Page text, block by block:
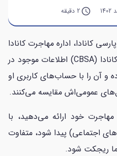
query_builder2 دقیقه
کانادا، اداره مهاجرت کانادا
(IRCC) و آژانس خدمات مرزی کانادا (CBSA) اطلاعات موجود در
و آن را با حساب‌های کاربری او
عمومی‌اش مقایسه می‌کنند.
خود ارائه می‌دهید، با
اجتماعی) پیدا شود، متفاوت
ریجکت شود.